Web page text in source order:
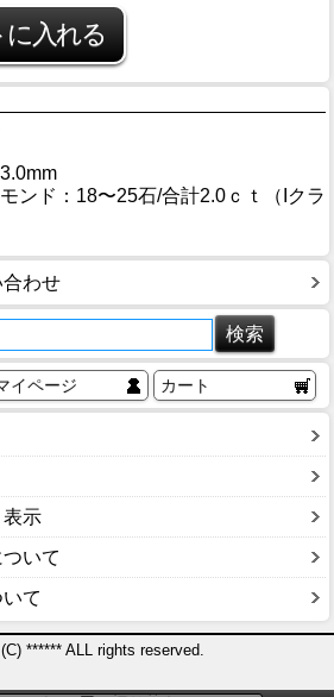
ンド：18〜25石/合計2.0ｃｔ（Iクラ
わせ
イページ カート
示
いて
て
****** ALL rights reserved.